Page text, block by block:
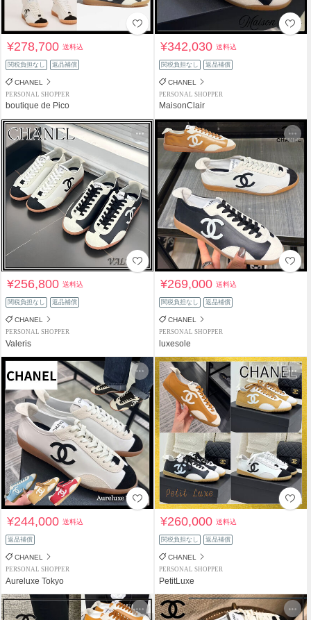
¥278,700送料込
関税負担なし 返品補償
CHANEL
PERSONAL SHOPPER
boutique de Pico
¥342,030送料込
関税負担なし 返品補償
CHANEL
PERSONAL SHOPPER
MaisonClair
¥256,800送料込
関税負担なし 返品補償
CHANEL
PERSONAL SHOPPER
Valeris
¥269,000送料込
関税負担なし 返品補償
CHANEL
PERSONAL SHOPPER
luxesole
¥244,000送料込
返品補償
CHANEL
PERSONAL SHOPPER
Aureluxe Tokyo
¥260,000送料込
関税負担なし 返品補償
CHANEL
PERSONAL SHOPPER
PetitLuxe